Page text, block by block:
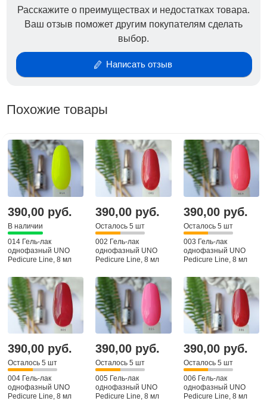
Не имеют липкого слоя
Гель-лаки Uno Pedicure line обладают
повышенным, не тускнеющим глянцем
сколов и трещин
Не дают отслоек и не пачкаются в носке.
1 мин.
Расскажите о преимуществах и недостатках товара.
Ваш отзыв поможет другим покупателям сделать
выбор.
Написать отзыв
Похожие товары
390,00 руб.
В наличии
014 Гель-лак
однофазный UNO
Pedicure Line, 8 мл
390,00 руб.
Осталось 5 шт
002 Гель-лак
однофазный UNO
Pedicure Line, 8 мл
390,00 руб.
Осталось 5 шт
003 Гель-лак
однофазный UNO
Pedicure Line, 8 мл
390,00 руб.
Осталось 5 шт
004 Гель-лак
однофазный UNO
Pedicure Line, 8 мл
390,00 руб.
Осталось 5 шт
005 Гель-лак
однофазный UNO
Pedicure Line, 8 мл
390,00 руб.
Осталось 5 шт
006 Гель-лак
однофазный UNO
Pedicure Line, 8 мл